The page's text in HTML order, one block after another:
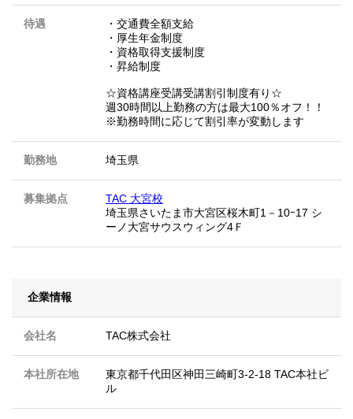
待遇
・交通費全額支給
・厚生年金制度
・資格取得支援制度
・昇給制度
☆資格講座受講受講割引制度有り☆
週30時間以上勤務の方は最大100％オフ！！
※勤務時間に応じて割引率が変動します
勤務地 埼玉県
募集拠点
TAC 大宮校
埼玉県さいたま市大宮区桜木町1－10ｰ17 シ
ーノ大宮サウスウィング4Ｆ
企業情報
会社名 TAC株式会社
本社所在地
東京都千代田区神田三崎町3-2-18 TAC本社ビ
ル